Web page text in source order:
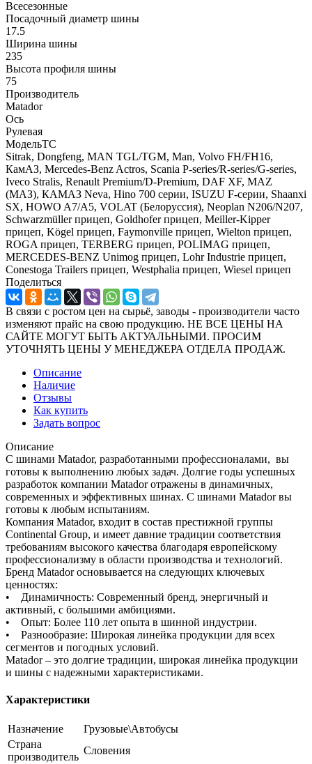
Всесезонные
Посадочный диаметр шины
17.5
Ширина шины
235
Высота профиля шины
75
Производитель
Matador
Ось
Рулевая
МодельТС
Sitrak, Dongfeng, MAN TGL/TGM, Man, Volvo FH/FH16,
КамАЗ, Mercedes-Benz Actros, Scania P-series/R-series/G-series,
Iveco Stralis, Renault Premium/D-Premium, DAF XF, MAZ
(МАЗ), КАМАЗ Neva, Hino 700 серии, ISUZU F-серии, Shaanxi
SX, HOWO A7/A5, VOLAT (Белоруссия), Neoplan N206/N207,
Schwarzmüller прицеп, Goldhofer прицеп, Meiller-Kipper
прицеп, Kögel прицеп, Faymonville прицеп, Wielton прицеп,
ROGA прицеп, TERBERG прицеп, POLIMAG прицеп,
MERCEDES-BENZ Unimog прицеп, Lohr Industrie прицеп,
Conestoga Trailers прицеп, Westphalia прицеп, Wiesel прицеп
Поделиться
В связи с ростом цен на сырьё, заводы - производители часто
изменяют прайс на свою продукцию. НЕ ВСЕ ЦЕНЫ НА
САЙТЕ МОГУТ БЫТЬ АКТУАЛЬНЫМИ. ПРОСИМ
УТОЧНЯТЬ ЦЕНЫ У МЕНЕДЖЕРА ОТДЕЛА ПРОДАЖ.
Описание
Наличие
Отзывы
Как купить
Задать вопрос
Описание
С шинами Matador, разработанными профессионалами, вы
готовы к выполнению любых задач. Долгие годы успешных
разработок компании Matador отражены в динамичных,
современных и эффективных шинах. С шинами Matador вы
готовы к любым испытаниям.
Компания Matador, входит в состав престижной группы
Continental Group, и имеет давние традиции соответствия
требованиям высокого качества благодаря европейскому
профессионализму в области производства и технологий.
Бренд Matador основывается на следующих ключевых
ценностях:
• Динамичность: Современный бренд, энергичный и
активный, с большими амбициями.
• Опыт: Более 110 лет опыта в шинной индустрии.
• Разнообразие: Широкая линейка продукции для всех
сегментов и погодных условий.
Matador – это долгие традиции, широкая линейка продукции
и шины с надежными характеристиками.
Характеристики
Назначение
Грузовые\Автобусы
Страна
производитель
Словения